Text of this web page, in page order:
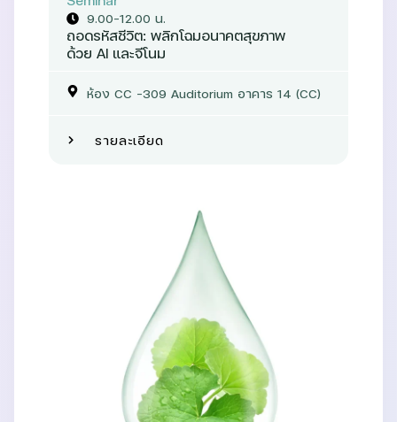
9.00-12.00 น.
ถอดรหัสชีวิต: พลิกโฉมอนาคตสุขภาพ
ด้วย AI และจีโนม
ห้อง CC –309 Auditorium อาคาร 14 (CC)
รายละเอียด